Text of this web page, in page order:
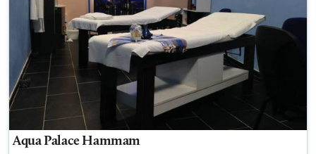
Aqua Palace Hammam